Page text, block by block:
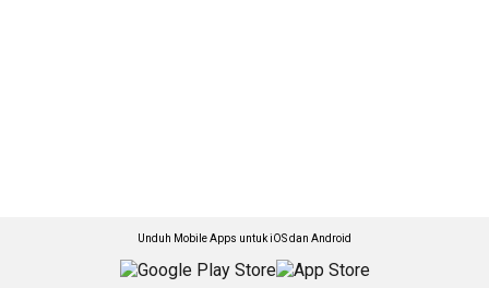
Unduh Mobile Apps untuk iOS dan Android